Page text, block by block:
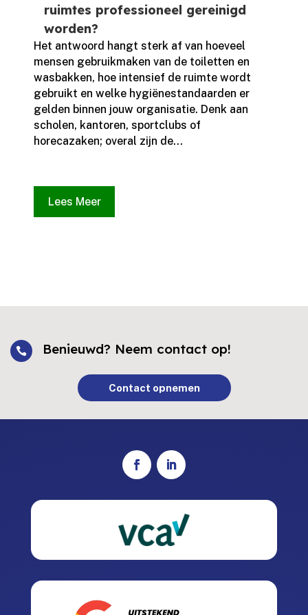
ruimtes professioneel gereinigd
worden?
Het antwoord hangt sterk af van hoeveel
mensen gebruikmaken van de toiletten en
wasbakken, hoe intensief de ruimte wordt
gebruikt en welke hygiënestandaarden er
gelden binnen jouw organisatie.​ Denk aan
scholen, kantoren, sportclubs of
horecazaken; overal zijn de...
Lees Meer
 Benieuwd? Neem contact op!
Contact opnemen